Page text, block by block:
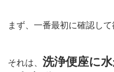
まず、一番最初に確認して
それは、 洗浄便座に